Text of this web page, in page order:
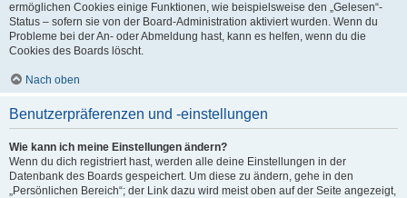
ermöglichen Cookies einige Funktionen, wie beispielsweise den „Gelesen“-
Status – sofern sie von der Board-Administration aktiviert wurden. Wenn du
Probleme bei der An- oder Abmeldung hast, kann es helfen, wenn du die
Cookies des Boards löscht.
Nach oben
Benutzerpräferenzen und -einstellungen
Wie kann ich meine Einstellungen ändern?
Wenn du dich registriert hast, werden alle deine Einstellungen in der
Datenbank des Boards gespeichert. Um diese zu ändern, gehe in den
„Persönlichen Bereich“; der Link dazu wird meist oben auf der Seite angezeigt,